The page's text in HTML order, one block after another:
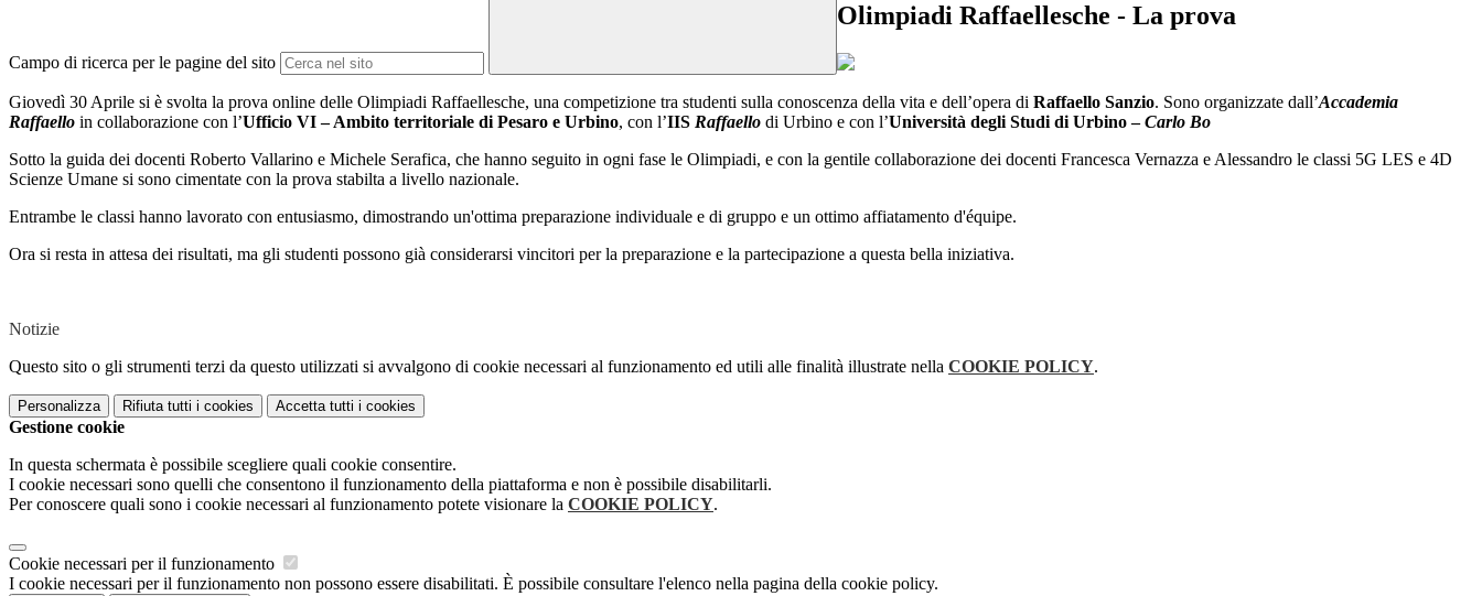
Campo di ricerca per le pagine del sito
Olimpiadi Raffaellesche - La prova
Giovedì 30 Aprile si è svolta la prova online delle Olimpiadi Raffaellesche, una competizione tra studenti sulla conoscenza della vita e dell’opera di Raffaello Sanzio. Sono organizzate dall’Accademia
Raffaello in collaborazione con l’Ufficio VI – Ambito territoriale di Pesaro e Urbino, con l’IIS Raffaello di Urbino e con l’Università degli Studi di Urbino –Carlo Bo
Sotto la guida dei docenti Roberto Vallarino e Michele Serafica, che hanno seguito in ogni fase le Olimpiadi, e con la gentile collaborazione dei docenti Francesca Vernazza e Alessandro le classi 5G LES e 4D
Scienze Umane si sono cimentate con la prova stabilta a livello nazionale.
Entrambe le classi hanno lavorato con entusiasmo, dimostrando un'ottima preparazione individuale e di gruppo e un ottimo affiatamento d'équipe.
Ora si resta in attesa dei risultati, ma gli studenti possono già considerarsi vincitori per la preparazione e la partecipazione a questa bella iniziativa.
Notizie
Questo sito o gli strumenti terzi da questo utilizzati si avvalgono di cookie necessari al funzionamento ed utili alle finalità illustrate nella COOKIE POLICY.
Personalizza Rifiuta tutti i cookies Accetta tutti i cookies
Gestione cookie
In questa schermata è possibile scegliere quali cookie consentire.
I cookie necessari sono quelli che consentono il funzionamento della piattaforma e non è possibile disabilitarli.
Per conoscere quali sono i cookie necessari al funzionamento potete visionare la COOKIE POLICY.
Cookie necessari per il funzionamento
I cookie necessari per il funzionamento non possono essere disabilitati. È possibile consultare l'elenco nella pagina della cookie policy.